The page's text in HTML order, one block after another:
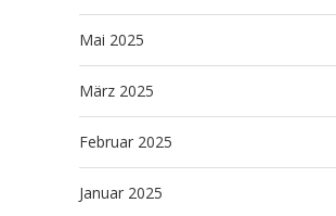
Mai 2025
März 2025
Februar 2025
Januar 2025